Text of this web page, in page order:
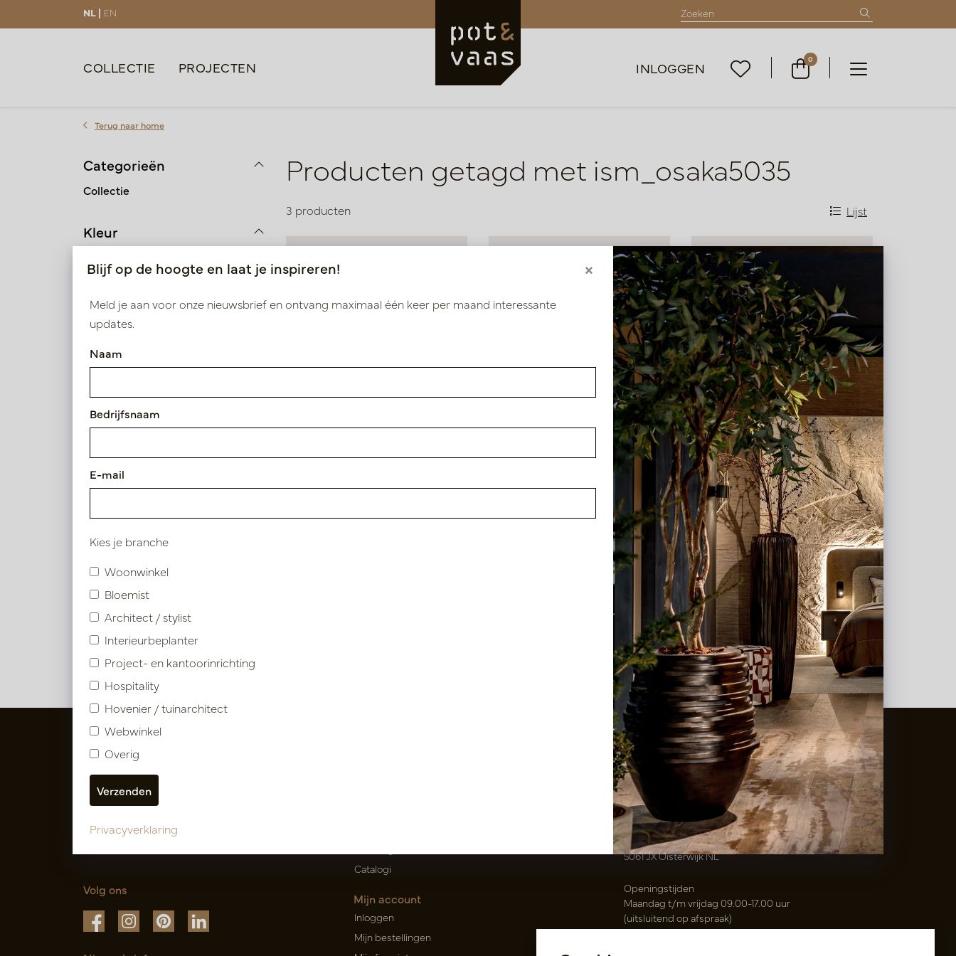
NL | EN
COLLECTIE PROJECTEN INLOGGEN 0
Terug naar home
Producten getagd met ism_osaka5035
3 producten Lijst
LN88.PERG351
Kussen Osaka Oranje L50 B35
LN88.PERO351
Kussen Osaka Taupe L50 B35
Op voorraad
LN88.PERT351
Categorieën
Collectie
Kleur
Bruin | Taupe | Beige
Rood | Oranje
Materiaal
Textiel
25 - 50cm
Diameter
25 - 50cm
Gebruik
Volg ons
Catalogi
Mijn account
Inloggen
Mijn bestellingen
Pot
Vaas Showrooms
T 00(31)-13 5213002
E info@potenvaas.nl
Oisterwijk
Bedrijfsweg 21
5061 JX Oisterwijk NL
Openingstijden
Maandag t/m vrijdag 09.00-17.00 uur
(uitsluitend op afspraak)
Blijf op de hoogte en laat je inspireren! ×
Meld je aan voor onze nieuwsbrief en ontvang maximaal één keer per maand interessante
updates.
Naam
Bedrijfsnaam
E-mail
Kies je branche
Woonwinkel
Bloemist
Architect / stylist
Interieurbeplanter
Project- en kantoorinrichting
Hospitality
Hovenier / tuinarchitect
Webwinkel
Overig
Privacyverklaring